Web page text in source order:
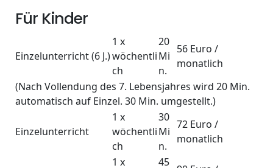
Für Kinder
Einzelunterricht (6 J.)
1 x
wöchentli
ch
20
Mi
n.
56 Euro /
monatlich
(Nach Vollendung des 7. Lebensjahres wird 20 Min.
automatisch auf Einzel. 30 Min. umgestellt.)
Einzelunterricht
1 x
wöchentli
ch
30
Mi
n.
72 Euro /
monatlich
1 x
45